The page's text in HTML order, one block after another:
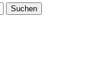
Suchen